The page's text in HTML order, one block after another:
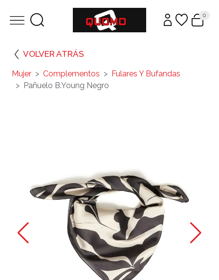
0
VOLVER ATRÁS
Mujer Complementos
Fulares Y Bufandas
Pañuelo B.Young Negro